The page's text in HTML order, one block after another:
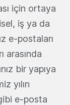
için ortaya
iş ya da
e-postaları
arasında
bir yapıya
yılın
e-posta